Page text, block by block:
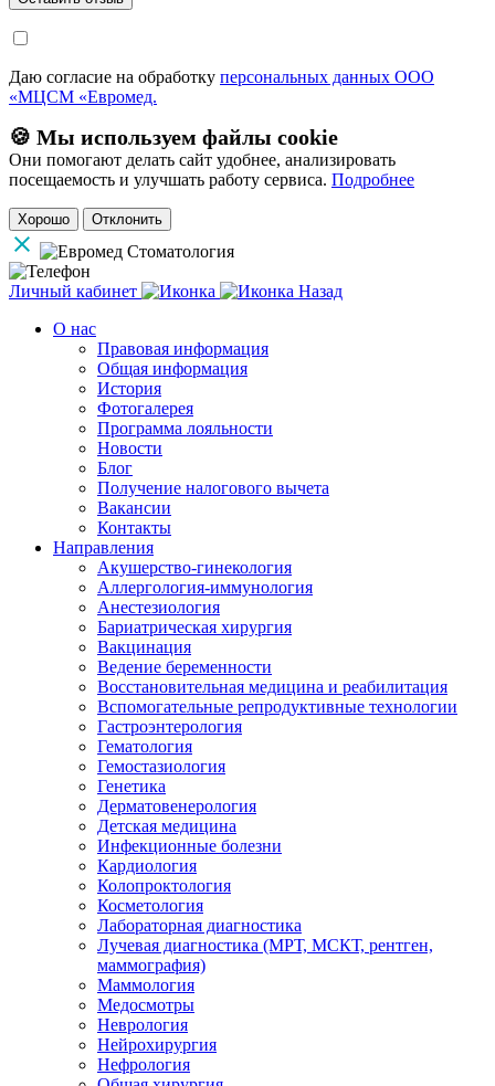
Даю согласие на обработку персональных данных ООО
«МЦСМ «Евромед.
🍪 Мы используем файлы cookie
Они помогают делать сайт удобнее, анализировать
посещаемость и улучшать работу сервиса. Подробнее
Хорошо Отклонить
Личный кабинет
Назад
О нас
Правовая информация
Общая информация
История
Фотогалерея
Программа лояльности
Новости
Блог
Получение налогового вычета
Вакансии
Контакты
Направления
Акушерство-гинекология
Аллергология-иммунология
Анестезиология
Бариатрическая хирургия
Вакцинация
Ведение беременности
Восстановительная медицина и реабилитация
Вспомогательные репродуктивные технологии
Гастроэнтерология
Гематология
Гемостазиология
Генетика
Дерматовенерология
Детская медицина
Инфекционные болезни
Кардиология
Колопроктология
Косметология
Лабораторная диагностика
Лучевая диагностика (МРТ, МСКТ, рентген,
маммография)
Маммология
Медосмотры
Неврология
Нейрохирургия
Нефрология